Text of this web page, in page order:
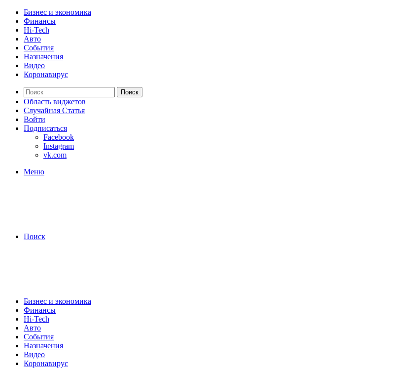
Бизнес и экономика
Финансы
Hi-Tech
Авто
События
Назначения
Видео
Коронавирус
Поиск
Область виджетов
Случайная Статья
Войти
Подписаться
Facebook
Instagram
vk.com
Меню
Поиск
Бизнес и экономика
Финансы
Hi-Tech
Авто
События
Назначения
Видео
Коронавирус